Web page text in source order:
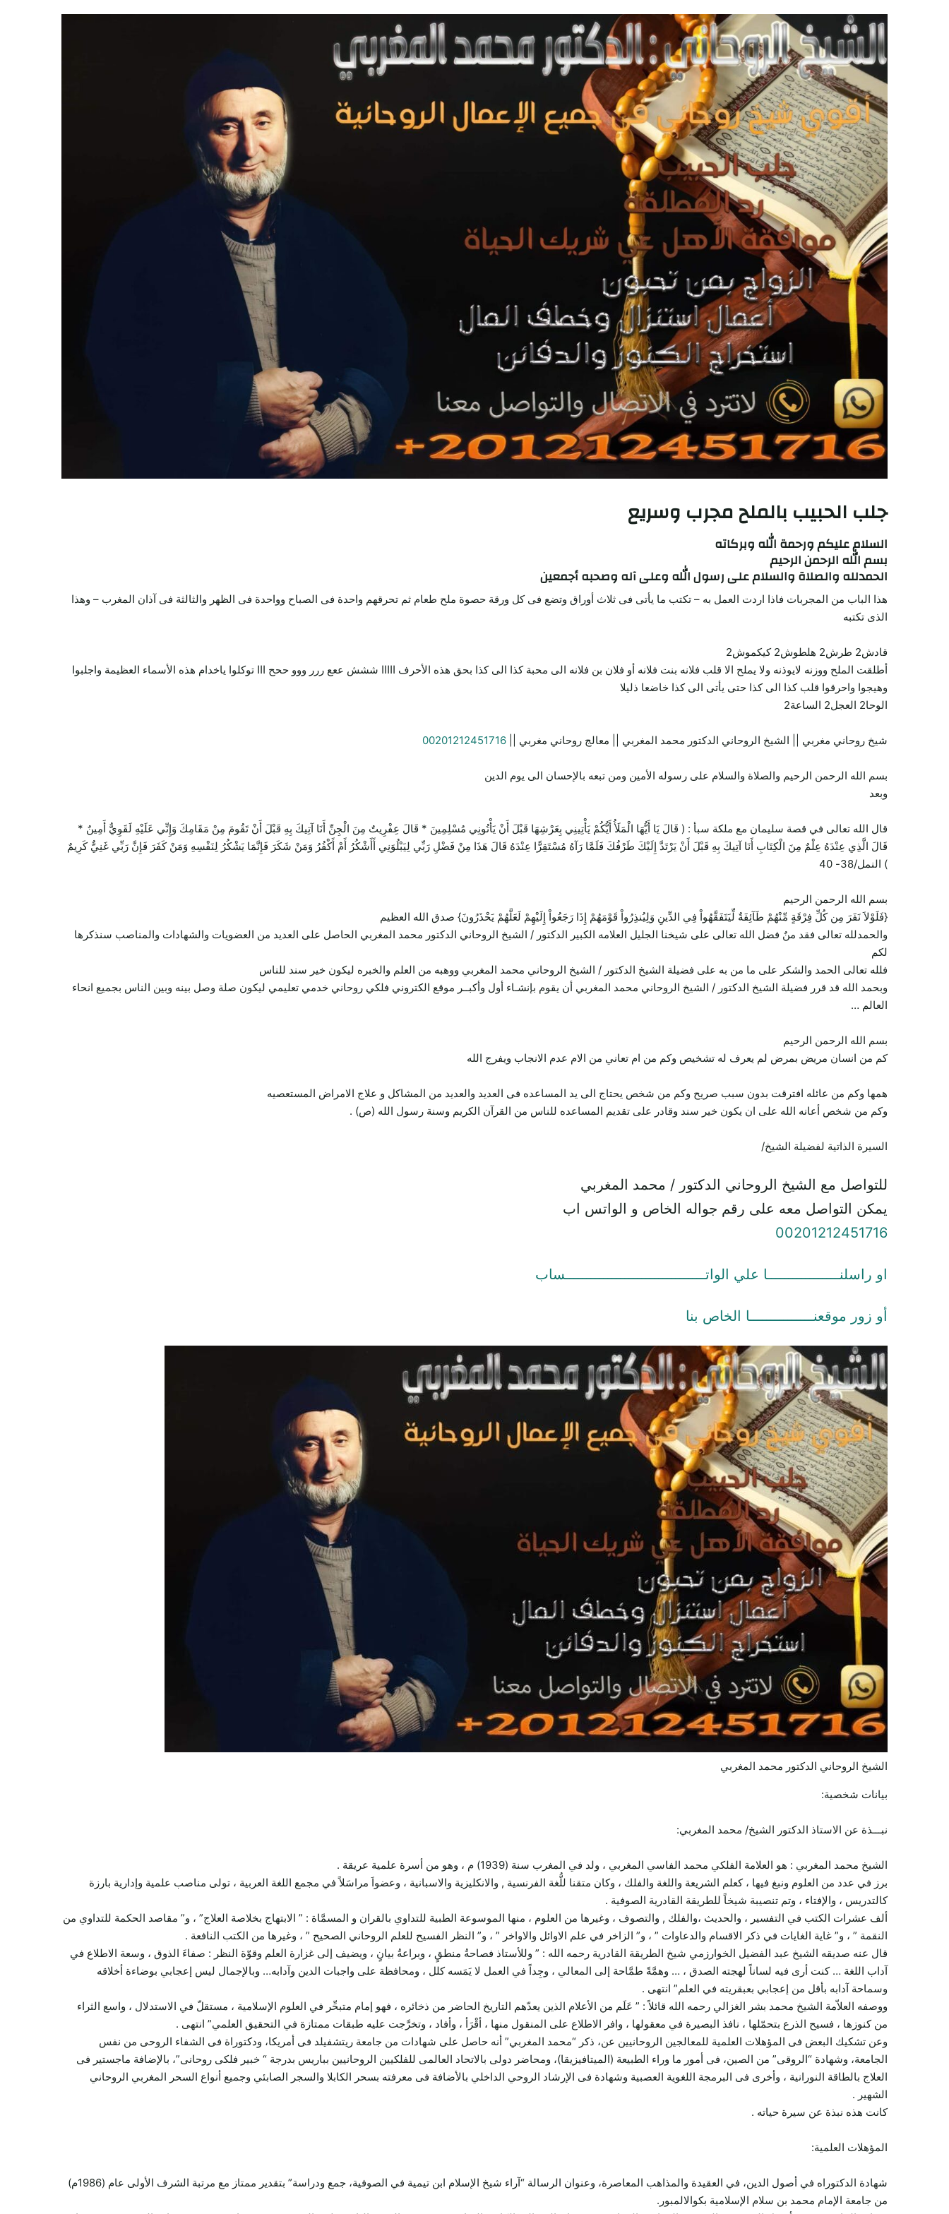
جلب الحبيب بالملح مجرب وسريع
السلام عليكم ورحمة الله وبركاته
بسم الله الرحمن الرحيم
الحمدلله والصلاة والسلام على رسول الله وعلى آله وصحبه أجمعين
هذا الباب من المجربات فاذا اردت العمل به – تكتب ما يأتى فى ثلاث أوراق وتضع فى كل ورقة حصوة ملح طعام ثم تحرقهم واحدة فى الصباح وواحدة فى الظهر والثالثة فى آذان المغرب – وهذا
الذى تكتبه
قادش2 طرش2 هلطوش2 كيكموش2
أطلقت الملح ووزنه لايوذنه ولا يملح الا قلب فلانه بنت فلانه أو فلان بن فلانه الى محبة كذا الى كذا بحق هذه الأحرف ااااا ششش ععع ررر ووو ححح ااا توكلوا ياخدام هذه الأسماء العظيمة واجلبوا
وهيجوا واحرقوا قلب كذا الى كذا حتى يأتى الى كذا خاضعا ذليلا
الوحا2 العجل2 الساعة2
شيخ روحاني مغربي || الشيخ الروحاني الدكتور محمد المغربي || معالج روحاني مغربي || 00201212451716
بسم الله الرحمن الرحيم والصلاة والسلام على رسوله الأمين ومن تبعه بالإحسان الى يوم الدين
وبعد
قال الله تعالى في قصة سليمان مع ملكة سبأ : ( قَالَ يَا أَيُّهَا الْمَلَأُ أَيُّكُمْ يَأْتِينِي بِعَرْشِهَا قَبْلَ أَنْ يَأْتُونِي مُسْلِمِينَ * قَالَ عِفْرِيتٌ مِنَ الْجِنِّ أَنَا آتِيكَ بِهِ قَبْلَ أَنْ تَقُومَ مِنْ مَقَامِكَ وَإِنِّي عَلَيْهِ لَقَوِيٌّ أَمِينٌ *
قَالَ الَّذِي عِنْدَهُ عِلْمٌ مِنَ الْكِتَابِ أَنَا آتِيكَ بِهِ قَبْلَ أَنْ يَرْتَدَّ إِلَيْكَ طَرْفُكَ فَلَمَّا رَآهُ مُسْتَقِرًّا عِنْدَهُ قَالَ هَذَا مِنْ فَضْلِ رَبِّي لِيَبْلُوَنِي أَأَشْكُرُ أَمْ أَكْفُرُ وَمَنْ شَكَرَ فَإِنَّمَا يَشْكُرُ لِنَفْسِهِ وَمَنْ كَفَرَ فَإِنَّ رَبِّي غَنِيٌّ كَرِيمٌ
) النمل/38- 40
بسم الله الرحمن الرحيم
{فَلَوْلاَ نَفَرَ مِن كُلِّ فِرْقَةٍ مِّنْهُمْ طَآئِفَةٌ لِّيَتَفَقَّهُواْ فِي الدِّينِ وَلِيُنذِرُواْ قَوْمَهُمْ إِذَا رَجَعُواْ إِلَيْهِمْ لَعَلَّهُمْ يَحْذَرُونَ} صدق الله العظيم
والحمدلله تعالى فقد منٌ فضل الله تعالى على شيخنا الجليل العلامه الكبير الدكتور / الشيخ الروحاني الدكتور محمد المغربي الحاصل على العديد من العضويات والشهادات والمناصب سنذكرها
لكم
فلله تعالى الحمد والشكر على ما من به على فضيلة الشيخ الدكتور / الشيخ الروحاني محمد المغربي ووهبه من العلم والخبره ليكون خير سند للناس
وبحمد الله قد قرر فضيلة الشيخ الدكتور / الشيخ الروحاني محمد المغربي أن يقوم بإنشـاء أول وأكبــر موقع الكتروني فلكي روحاني خدمي تعليمي ليكون صلة وصل بينه وبين الناس بجميع انحاء
العالم …
بسم الله الرحمن الرحيم
كم من انسان مريض بمرض لم يعرف له تشخيص وكم من ام تعاني من الام عدم الانجاب ويفرج الله
همها وكم من عائله افترقت بدون سبب صريح وكم من شخص يحتاج الى يد المساعده فى العديد والعديد من المشاكل و علاج الامراض المستعصيه
وكم من شخص أعانه الله على ان يكون خير سند وقادر على تقديم المساعده للناس من القرآن الكريم وسنة رسول الله (ص) .
السيرة الذاتية لفضيلة الشيخ/
للتواصل مع الشيخ الروحاني الدكتور / محمد المغربي
يمكن التواصل معه على رقم جواله الخاص و الواتس اب
00201212451716
او راسلنـــــــــــــــــا علي الواتـــــــــــــــــــــــــــــــــساب
أو زور موقعنـــــــــــــــا الخاص بنا
الشيخ الروحاني الدكتور محمد المغربي
بيانات شخصية:
نبـــذة عن الاستاذ الدكتور الشيخ/ محمد المغربي:
الشيخ محمد المغربي : هو العلامة الفلكي محمد الفاسي المغربي ، ولد في المغرب سنة (1939) م ، وهو من أسرة علمية عريقة .
برز في عدد من العلوم ونبغ فيها ، كعلم الشريعة واللغة والفلك ، وكان متقنا للُّغة الفرنسية , والانكليزية والاسبانية ، وعضواَ مراسَلاً في مجمع اللغة العربية ، تولى مناصب علمية وإدارية بارزة
كالتدريس ، والإفتاء ، وتم تنصيبة شيخاً للطريقة القادرية الصوفية .
ألف عشرات الكتب في التفسير ، والحديث ،والفلك , والتصوف ، وغيرها من العلوم ، منها الموسوعة الطبية للتداوي بالقران و المسمَّاة : ” الابتهاج بخلاصة العلاج” ، و” مقاصد الحكمة للتداوي من
النقمة ” ، و” غاية الغايات في ذكر الاقسام والدعاوات ” ، و” الزاخر في علم الاوائل والاواخر ” ، و” النظر الفسيح للعلم الروحاني الصحيح ” ، وغيرها من الكتب النافعة .
قال عنه صديقه الشيخ عبد الفضيل الخوارزمي شيخ الطريقة القادرية رحمه الله : ” وللأستاذ فصاحةُ منطقٍ ، وبراعةُ بيانٍ ، ويضيف إلى غزارة العلم وقوّة النظر : صفاءَ الذوق ، وسعة الاطلاع في
آداب اللغة … كنت أرى فيه لساناً لهجته الصدق ، … وهمَّةً طمَّاحة إلى المعالي ، وجِداً في العمل لا يَمَسه كلل ، ومحافظة على واجبات الدين وآدابه… وبالإجمال ليس إعجابي بوضاءة أخلاقه
وسماحة آدابه بأقل من إعجابي بعبقريته في العلم” انتهى .
ووصفه العلاّمة الشيخ محمد بشر الغزالي رحمه الله قائلاً : ” عَلَم من الأعلام الذين يعدّهم التاريخ الحاضر من ذخائره ، فهو إمام متبحِّر في العلوم الإسلامية ، مستقلّ في الاستدلال ، واسع الثراء
من كنوزها ، فسيح الذرع بتحمّلها ، نافذ البصيرة في معقولها ، وافر الاطلاع على المنقول منها ، أقْرَأ ، وأفاد ، وتخرَّجت عليه طبقات ممتازة في التحقيق العلمي” انتهى .
وعن تشكيك البعض فى المؤهلات العلمية للمعالجين الروحانيين عن، ذكر “محمد المغربي” أنه حاصل على شهادات من جامعة ريتشفيلد فى أمريكا، ودكتوراة فى الشفاء الروحى من نفس
الجامعة، وشهادة “الروقى” من الصين، فى أمور ما وراء الطبيعة (الميتافيزيقا)، ومحاضر دولى بالاتحاد العالمى للفلكيين الروحانيين بباريس بدرجة “ خبير فلكى روحانى”، بالإضافة ماجستير فى
العلاج بالطاقة النورانية ، وأخرى فى البرمجة اللغوية العصبية وشهادة فى الإرشاد الروحي الداخلي بالأضافة فى معرفته بسحر الكابلا والسجر الصابئي وجميع أنواع السحر المغربي الروحاني
الشهير .
كانت هذه نبذة عن سيرة حياته .
المؤهلات العلمية:
شهادة الدكتوراه في أصول الدين، في العقيدة والمذاهب المعاصرة، وعنوان الرسالة “آراء شيخ الإسلام ابن تيمية في الصوفية، جمع ودراسة” بتقدير ممتاز مع مرتبة الشرف الأولى عام (1986م)
من جامعة الإمام محمد بن سلام الإسلامية بكوالالمبور.